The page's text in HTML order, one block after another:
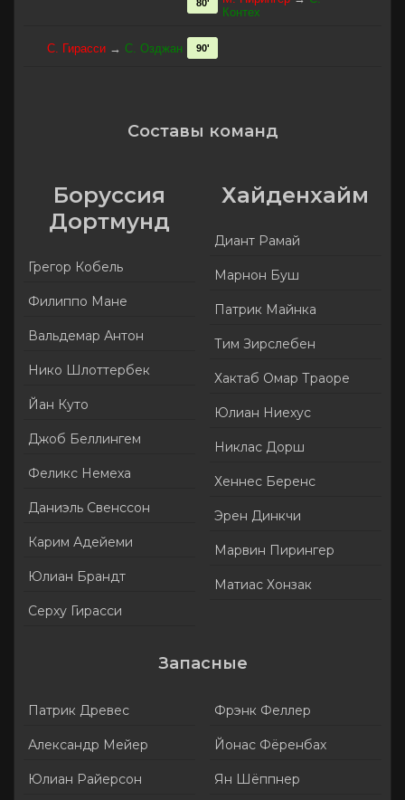
Контех
80'
С. Гирасси → С. Озджан 90'
Составы команд
Боруссия
Дортмунд
Грегор Кобель
Филиппо Мане
Вальдемар Антон
Нико Шлоттербек
Йан Куто
Джоб Беллингем
Феликс Немеха
Даниэль Свенссон
Карим Адейеми
Юлиан Брандт
Серху Гирасси
Хайденхайм
Диант Рамай
Марнон Буш
Патрик Майнка
Тим Зирслебен
Хактаб Омар Траоре
Юлиан Ниехус
Никлас Дорш
Хеннес Беренс
Эрен Динкчи
Марвин Пирингер
Матиас Хонзак
Запасные
Патрик Древес
Александр Мейер
Юлиан Райерсон
Фрэнк Феллер
Йонас Фёренбах
Ян Шёппнер